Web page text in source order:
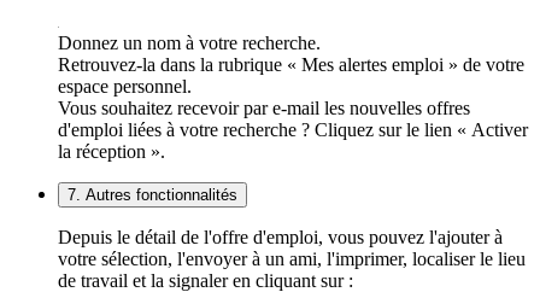
Donnez un nom à votre recherche.
Retrouvez-la dans la rubrique « Mes alertes emploi » de votre
espace personnel.
Vous souhaitez recevoir par e-mail les nouvelles offres
d'emploi liées à votre recherche ? Cliquez sur le lien « Activer
la réception ».
7. Autres fonctionnalités
Depuis le détail de l'offre d'emploi, vous pouvez l'ajouter à
votre sélection, l'envoyer à un ami, l'imprimer, localiser le lieu
de travail et la signaler en cliquant sur :